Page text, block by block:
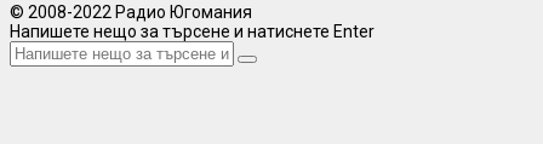
© 2008-2022 Радио Югомания
Напишете нещо за търсене и натиснете Enter